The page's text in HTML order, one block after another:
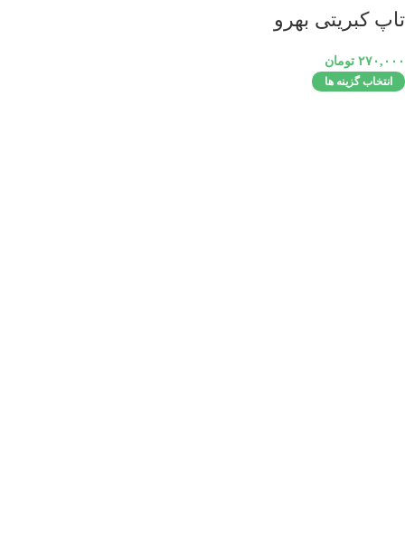
تاپ کبریتی بهرو
۲۷۰,۰۰۰ تومان
انتخاب گزینه ها